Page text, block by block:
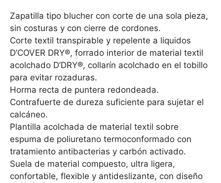
Zapatilla tipo blucher con corte de una sola pieza,
sin costuras y con cierre de cordones.
Corte textil transpirable y repelente a liquidos
D’COVER DRY®, forrado interior de material textil
acolchado D’DRY®, collarín acolchado en el tobillo
para evitar rozaduras.
Horma recta de puntera redondeada.
Contrafuerte de dureza suficiente para sujetar el
calcáneo.
Plantilla acolchada de material textil sobre
espuma de poliuretano termoconformado con
tratamiento antibacterias y carbón activado.
Suela de material compuesto, ultra ligera,
confortable, flexible y antideslizante, con diseño